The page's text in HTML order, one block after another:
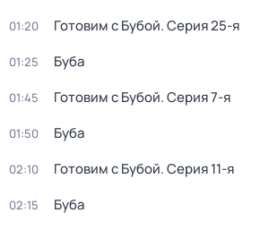
01:20 Готовим с Бубой. Серия 25-я
01:25 Буба
01:45 Готовим с Бубой. Серия 7-я
01:50 Буба
02:10 Готовим с Бубой. Серия 11-я
02:15 Буба